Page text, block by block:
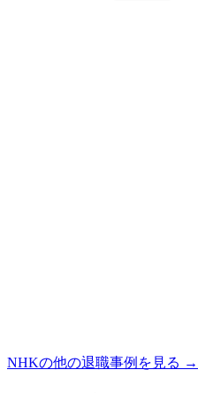
NHKの他の退職事例を見る →